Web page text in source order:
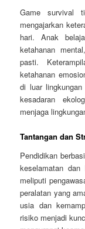
Game survival
mengajarkan
hari. Anak
ketahanan
pasti.
ketahanan
di luar
kesadaran
menjaga
Tantangan dan
Pendidikan
keselamatan
meliputi
peralatan yang
usia dan
risiko menjadi